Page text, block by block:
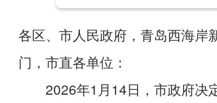
各区、市人民政府，青岛西海岸
门，市直各单位：
2026年1月14日，市政府决